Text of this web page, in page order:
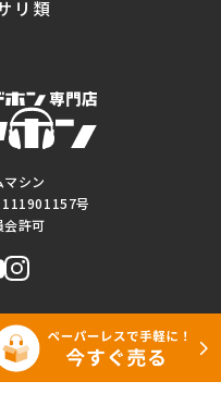
シン
号
会許可
リ類
シー
ご利用規約